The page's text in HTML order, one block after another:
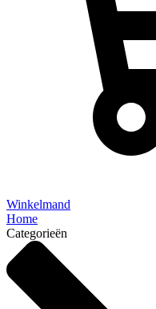
Winkelmand
Home
Categorieën